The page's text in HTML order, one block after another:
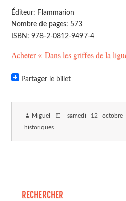
Éditeur: Flammarion
Nombre de pages: 573
ISBN: 978-2-0812-9497-4
Acheter « Dans les griffes de la
Partager le billet
Miguel samedi 12 octobre
historiques
RECHERCHER